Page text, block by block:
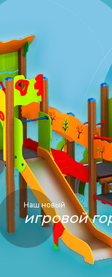
Наш новый
игровой